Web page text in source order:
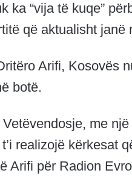
ka “vija të kuqe”
që aktualisht janë
Arifi, Kosovës
botë.
me
realizojë kërkesat
Arifi për Radion